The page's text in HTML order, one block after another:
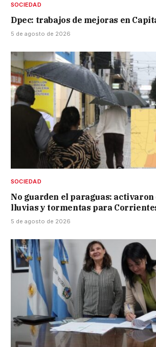
SOCIEDAD
Dpec: trabajos de mejoras en
5 de agosto de 2026
SOCIEDAD
No guarden el paraguas:
lluvias y tormentas para
5 de agosto de 2026